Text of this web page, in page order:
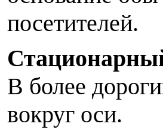
посетителей.
В более
вокруг оси.